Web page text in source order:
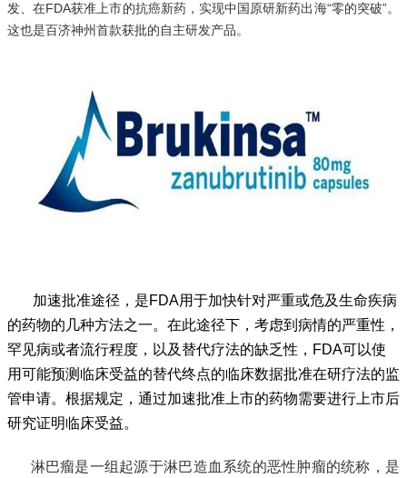
发、在FDA获准上市的抗癌新药，实现中国原研新药出海“零的突破”。
这也是百济神州首款获批的自主研发产品。
加速批准途径，是FDA用于加快针对严重或危及生命疾病
的药物的几种方法之一。在此途径下，考虑到病情的严重性，
罕见病或者流行程度，以及替代疗法的缺乏性，FDA可以使
用可能预测临床受益的替代终点的临床数据批准在研疗法的监
管申请。根据规定，通过加速批准上市的药物需要进行上市后
研究证明临床受益。
淋巴瘤是一组起源于淋巴造血系统的恶性肿瘤的统称，是